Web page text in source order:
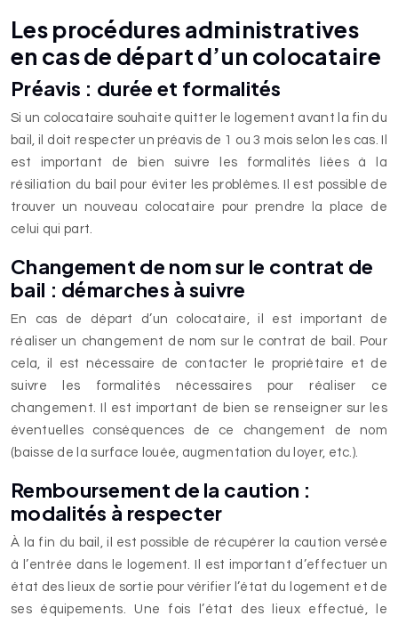
Les procédures administratives
en cas de départ d’un colocataire
Préavis : durée et formalités
Si un colocataire souhaite quitter le logement avant la fin du
bail, il doit respecter un préavis de 1 ou 3 mois selon les cas. Il
est important de bien suivre les formalités liées à la
résiliation du bail pour éviter les problèmes. Il est possible de
trouver un nouveau colocataire pour prendre la place de
celui qui part.
Changement de nom sur le contrat de
bail : démarches à suivre
En cas de départ d’un colocataire, il est important de
réaliser un changement de nom sur le contrat de bail. Pour
cela, il est nécessaire de contacter le propriétaire et de
suivre les formalités nécessaires pour réaliser ce
changement. Il est important de bien se renseigner sur les
éventuelles conséquences de ce changement de nom
(baisse de la surface louée, augmentation du loyer, etc.).
Remboursement de la caution :
modalités à respecter
À la fin du bail, il est possible de récupérer la caution versée
à l’entrée dans le logement. Il est important d’effectuer un
état des lieux de sortie pour vérifier l’état du logement et de
ses équipements. Une fois l’état des lieux effectué, le